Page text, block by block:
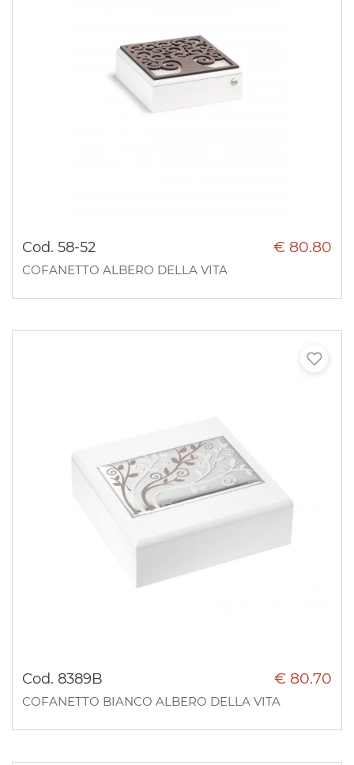
Cod. 58-52 € 80.80
COFANETTO ALBERO DELLA VITA
Cod. 8389B € 80.70
COFANETTO BIANCO ALBERO DELLA VITA